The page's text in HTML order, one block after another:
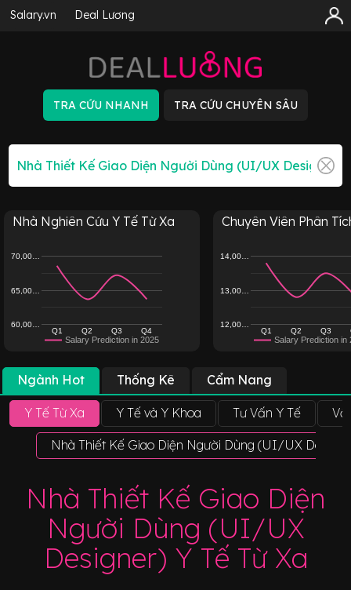
Salary.vn Deal Lương
Nhà Nghiên Cứu Y Tế Từ Xa
Salary Prediction in 2025
Q1 Q2 Q3 Q4
60,00…
65,00…
70,00…
Chuyên Viên Phân
Salary Prediction in
Q1 Q2 Q3
12,00…
13,00…
14,00…
Ngành Hot Thống Kê Cẩm Nang
Y Tế Từ Xa Y Tế và Y Khoa Tư Vấn Y Tế
Nhà Thiết Kế Giao Diện Người Dùng (UI/UX
Nhà Thiết Kế Giao Diện
Người Dùng (UI/UX
Designer) Y Tế Từ Xa